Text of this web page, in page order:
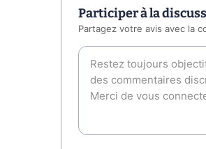
Participer à la
Partagez votre avis avec la